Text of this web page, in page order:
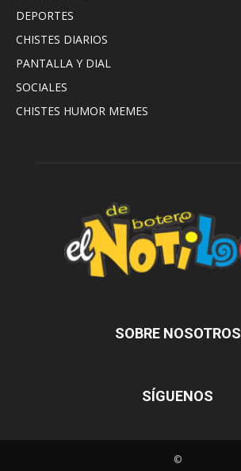
DEPORTES
CHISTES DIARIOS
PANTALLA Y DIAL
SOCIALES
CHISTES HUMOR MEMES
SOBRE NOSOTROS
SÍGUENOS
©